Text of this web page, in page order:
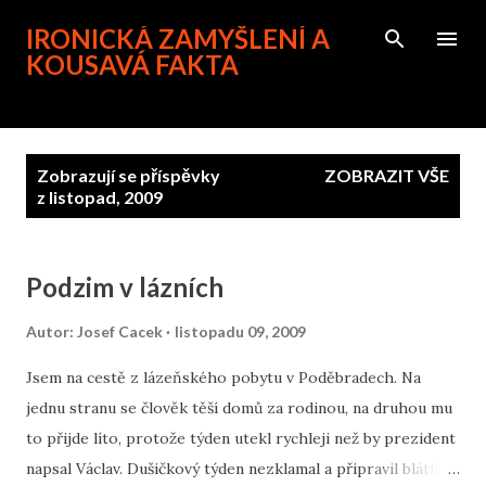
Přeskočit na hlavní obsah
IRONICKÁ ZAMYŠLENÍ A
KOUSAVÁ FAKTA
Zobrazují se příspěvky
z listopad, 2009
ZOBRAZIT VŠE
Podzim v lázních
Autor: Josef Cacek listopadu 09, 2009
Jsem na cestě z lázeňského pobytu v Poděbradech. Na
jednu stranu se člověk těší domů za rodinou, na druhou mu
to přijde líto, protože týden utekl rychleji než by prezident
napsal Václav. Dušičkový týden nezklamal a připravil blátivé